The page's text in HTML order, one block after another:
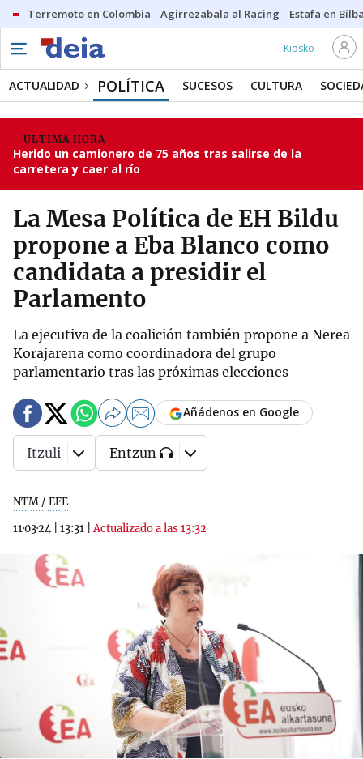
Terremoto en Colombia Agirrezabala al Racing Estafa en
Kiosko
ACTUALIDAD POLÍTICA SUCESOS CULTURA
ÚLTIMA HORA
Herido un camionero de 75 años tras salirse de la
carretera y caer al río
La Mesa Política de EH Bildu
propone a Eba Blanco como
candidata a presidir el
Parlamento
La ejecutiva de la coalición también propone a Nerea
Korajarena como coordinadora del grupo
parlamentario tras las próximas elecciones
NTM / EFE
11·03·24
13:31 |Actualizado a las 13:32
Añádenos en Google
Itzuli Entzun